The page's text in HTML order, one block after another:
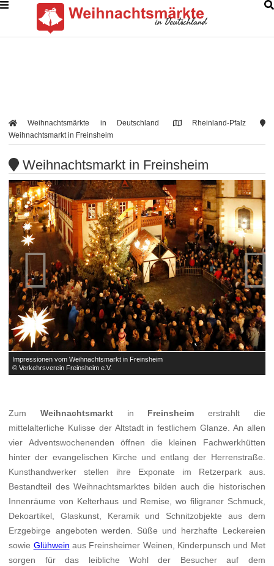
Weihnachtsmärkte in Deutschland
Rheinland-Pfalz
Weihnachtsmarkt in Freinsheim
Weihnachtsmarkt in Freinsheim
Impressionen vom Weihnachtsmarkt in Freinsheim
© Verkehrsverein Freinsheim e.V.
 
Zum Weihnachtsmarktin Freinsheim erstrahlt die
mittelalterliche Kulisse der Altstadt in festlichem Glanze. An allen
vier Adventswochenenden öffnen die kleinen Fachwerkhütten
hinter der evangelischen Kirche und entlang der Herrenstraße.
Kunsthandwerker stellen ihre Exponate im Retzerpark aus.
Bestandteil des Weihnachtsmarktes bilden auch die historischen
Innenräume von Kelterhaus und Remise, wo filigraner Schmuck,
Dekoartikel, Glaskunst, Keramik und Schnitzobjekte aus dem
Erzgebirge angeboten werden. Süße und herzhafte Leckereien
sowie Glühwein aus Freinsheimer Weinen, Kinderpunsch und Met
sorgen für das leibliche Wohl der Besucher auf dem